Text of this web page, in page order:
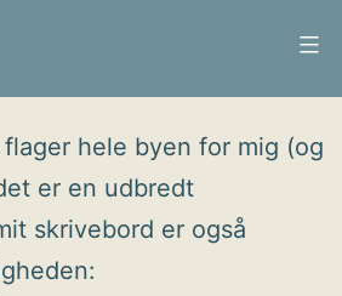
hele byen for mig (og
er en udbredt
skrivebord er også